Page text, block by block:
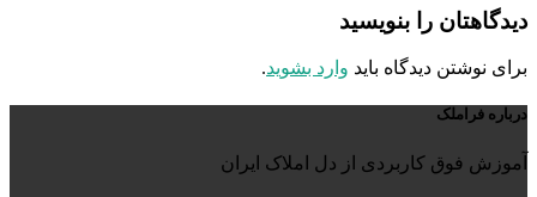
دیدگاهتان را بنویسید
برای نوشتن دیدگاه باید وارد بشوید.
درباره فراملک
آموزش فوق کاربردی از دل املاک ایران